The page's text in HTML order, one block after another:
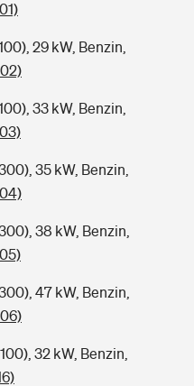
29 kW, Benzin,
33 kW, Benzin,
35 kW, Benzin,
38 kW, Benzin,
47 kW, Benzin,
32 kW, Benzin,